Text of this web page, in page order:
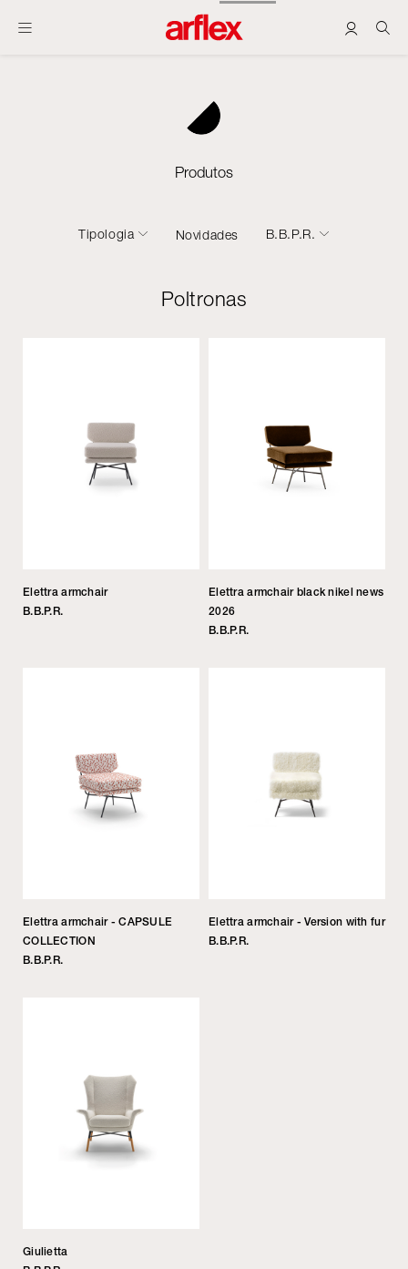
Produtos
Tipologia Novidades B.B.P.R.
Poltronas
Elettra armchair
B.B.P.R.
Elettra armchair black nikel news
2026
B.B.P.R.
Elettra armchair - CAPSULE
COLLECTION
B.B.P.R.
Elettra armchair - Version with fur
B.B.P.R.
Giulietta